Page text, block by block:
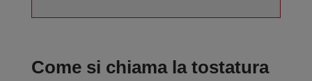
Come si chiama la tostatura